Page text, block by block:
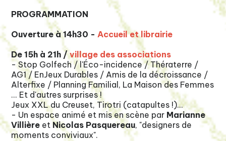
PROGRAMMATION
Ouverture à 14h30 -Accueil et librairie
De 15h à 21h /village des associations
- Stop Golfech / l'Éco-incidence /Thératerre /
AG1 / EnJeux Durables / Amis de la décroissance /
Alterfixe / Planning Familial, La Maison des Femmes
... Et d'autres surprises !
Jeux XXL du Creuset, Tirotri (catapultes !)...
- Un espace animé et mis en scène par Marianne
Villière etNicolas Pasquereau, "designers de
moments conviviaux".